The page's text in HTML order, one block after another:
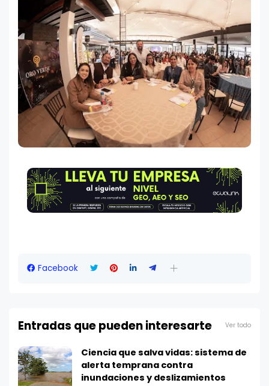
Facebook
Entradas que pueden interesarte Ver todo
Ciencia que salva vidas: sistema de
alerta temprana contra
inundaciones y deslizamientos